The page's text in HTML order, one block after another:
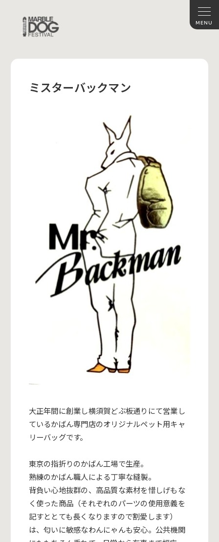
ミスターバックマン
大正年間に創業し横須賀どぶ板通りにて営業し
ているかばん専門店のオリジナルペット用キャ
リーバッグです。
東京の指折りのかばん工場で生産。
熟練のかばん職人による丁寧な縫製。
背負い心地抜群の、高品質な素材を惜しげもな
く使った商品（それぞれのパーツの使用意義を
記すととても長くなりますので割愛します）
は、匂いに敏感なわんにゃんも安心。公共機関